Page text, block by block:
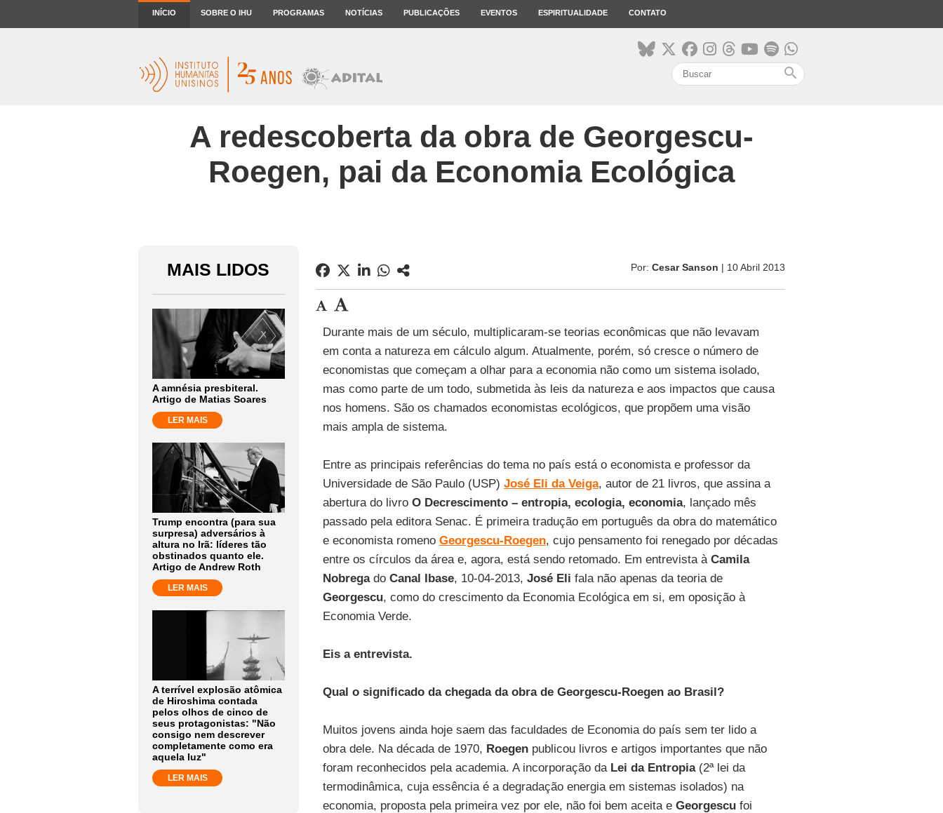
INÍCIO SOBRE O IHU PROGRAMAS NOTÍCIAS PUBLICAÇÕES EVENTOS ESPIRITUALIDADE CONTATO
search
A redescoberta da obra de Georgescu-
Roegen, pai da Economia Ecológica
MAIS LIDOS
A amnésia presbiteral.
Artigo de Matias Soares
LER MAIS
Trump encontra (para sua
surpresa) adversários à
altura no Irã: líderes tão
obstinados quanto ele.
Artigo de Andrew Roth
LER MAIS
A terrível explosão atômica
de Hiroshima contada
pelos olhos de cinco de
seus protagonistas: "Não
consigo nem descrever
completamente como era
aquela luz"
LER MAIS
Por: Cesar Sanson | 10 Abril 2013
Durante mais de um século, multiplicaram-se teorias econômicas que não levavam
em conta a natureza em cálculo algum. Atualmente, porém, só cresce o número de
economistas que começam a olhar para a economia não como um sistema isolado,
mas como parte de um todo, submetida às leis da natureza e aos impactos que causa
nos homens. São os chamados economistas ecológicos, que propõem uma visão
mais ampla de sistema.
Entre as principais referências do tema no país está o economista e professor da
Universidade de São Paulo (USP) José Eli da Veiga, autor de 21 livros, que assina a
abertura do livro O Decrescimento – entropia, ecologia, economia, lançado mês
passado pela editora Senac. É primeira tradução em português da obra do matemático
e economista romeno Georgescu-Roegen, cujo pensamento foi renegado por décadas
entre os círculos da área e, agora, está sendo retomado. Em entrevista à Camila
Nobregado Canal Ibase, 10-04-2013, José Eli fala não apenas da teoria de
Georgescu, como do crescimento da Economia Ecológica em si, em oposição à
Economia Verde.
Eis a entrevista.
Qual o significado da chegada da obra de Georgescu-Roegen ao Brasil?
Muitos jovens ainda hoje saem das faculdades de Economia do país sem ter lido a
obra dele. Na década de 1970, Roegen publicou livros e artigos importantes que não
foram reconhecidos pela academia. A incorporação da Lei da Entropia(2ª lei da
termodinâmica, cuja essência é a degradação energia em sistemas isolados) na
economia, proposta pela primeira vez por ele, não foi bem aceita e Georgescu foi